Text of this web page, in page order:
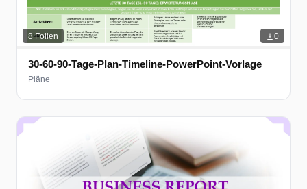
8 Folien 0
30-60-90-Tage-Plan-Timeline-PowerPoint-Vorlage
Pläne